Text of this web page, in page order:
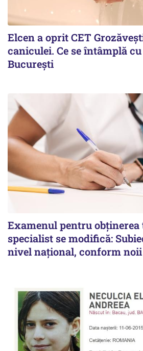
Elcen a oprit CET
caniculei. Ce se întâmplă
București
Examenul pentru
specialist se modifică:
nivel național, conform